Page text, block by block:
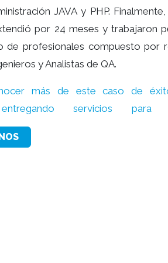
JAVA y PHP.
por 24 meses y trabajaron
de profesionales compuesto por
y Analistas de QA.
más de este caso de
entregando servicios para